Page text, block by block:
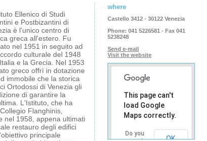
Ellenico di Studi
e Postbizantini di
è l'unico centro di
greca all'estero. Fu
nel 1951 in seguito ad
culturale del 1948
e la Grecia. Nel 1953
greco offrì in dotazione
immobile che la storica
Ortodossi di Venezia gli
di garantire la
L'Istituto, che ha
Flanghinis,
nel 1958, appena ultimati
restauro degli edifici
principale
where
Castello 3412 - 30122 Venezia
Phone: 041 5226581 - Fax 041
5238248
Send e-mail
Visit the website
This page can't
load Google
Maps correctly.
Do you
OK